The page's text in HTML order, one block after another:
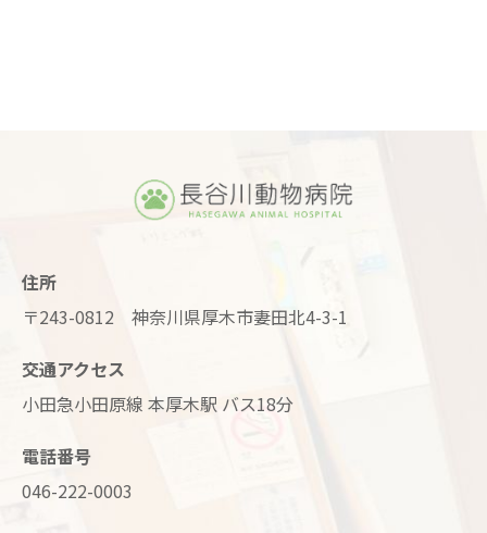
住所
〒243-0812 神奈川県厚木市妻田北4-3-1
交通アクセス
小田急小田原線 本厚木駅 バス18分
電話番号
046-222-0003